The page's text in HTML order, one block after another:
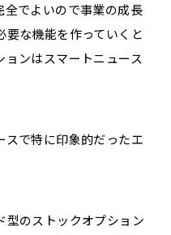
全でよいので事業の成長
要な機能を作っていくと
ョンはスマートニュース
スで特に印象的だったエ
型のストックオプション